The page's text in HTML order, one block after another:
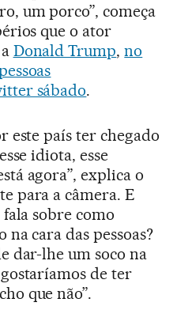
um porco”, começa
que o ator
Donald Trump,no
sábado.
país ter chegado
idiota, esse
agora”, explica o
para a câmera. E
sobre como
cara das pessoas?
dar-lhe um soco na
de ter
que não”.